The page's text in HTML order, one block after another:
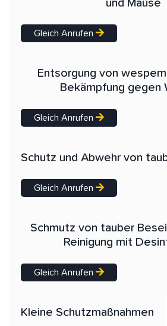
und Mäuse
Gleich Anrufen
Entsorgung von
Bekämpfung gegen
Gleich Anrufen
Schutz und Abwehr von
Gleich Anrufen
Schmutz von tauber
Reinigung mit
Gleich Anrufen
Kleine Schutzmaßnahmen